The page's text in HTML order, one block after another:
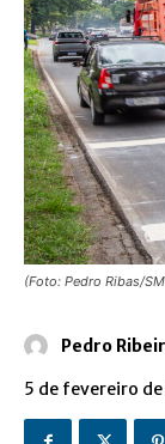
(Foto: Pedro Ribas/
Pedro
5 de fevereiro